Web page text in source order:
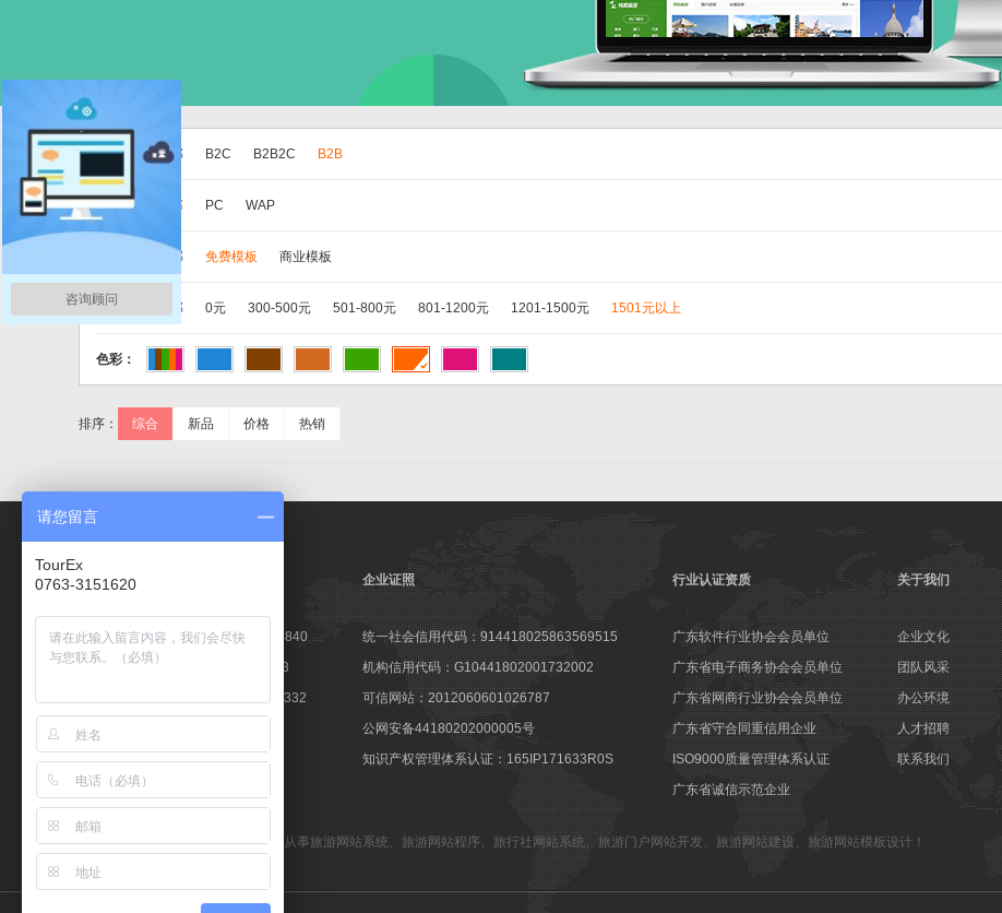
版本： 全部 B2C B2B2C B2B
分类： 全部 PC WAP
全部 免费模板 商业模板
价格： 全部 0元 300-500元 501-800元 801-1200元 1201-1500元 1501元以上
色彩：
排序： 综合 新品 价格 热销
高新技术企业证书：GR201644003840
软件企业认定证书：粤R-2014-0163
软件产品登记证书：粤DGY-2014-0332
著登字：第0425251号
商标注册证：第10596237号
备案号：粤ICP备09057647号
企业证照
统一社会信用代码：914418025863569515
机构信用代码：G10441802001732002
可信网站：2012060601026787
公网安备44180202000005号
知识产权管理体系认证：165IP171633R0S
行业认证资质
广东软件行业协会会员单位
广东省电子商务协会会员单位
广东省网商行业协会会员单位
广东省守合同重信用企业
ISO9000质量管理体系认证
广东省诚信示范企业
关于我们
企业文化
团队风采
办公环境
人才招聘
联系我们
TourEx旅游网站管理系统—— 专业从事旅游网站系统 旅游网站程序 旅行社网站系统、 旅游门户网站开发 旅游网站建设 旅游网站模板设计 ！
咨询顾问
请您留言
TourEx
0763-3151620